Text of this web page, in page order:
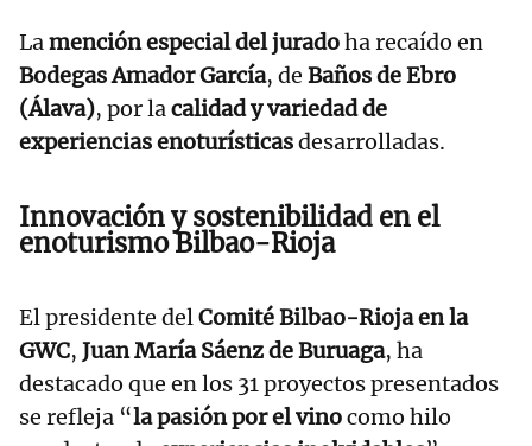
Lamención especial del juradoha recaído en
Bodegas Amador García, de Baños de Ebro
(Álava), por lacalidad y variedad de
experiencias enoturísticasdesarrolladas.
Innovación y sostenibilidad en el
enoturismo Bilbao-Rioja
El presidente delComité Bilbao-Rioja en la
GWC, Juan María Sáenz de Buruaga, ha
destacado que en los 31 proyectos presentados
se refleja “la pasión por el vinocomo hilo